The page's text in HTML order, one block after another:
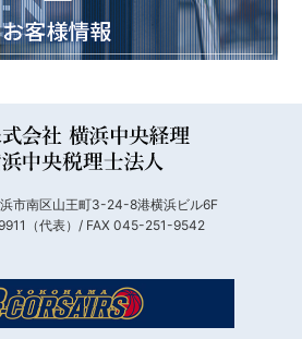
南区山王町3-24-8港横浜ビル6F
（代表）/ FAX 045-251-9542